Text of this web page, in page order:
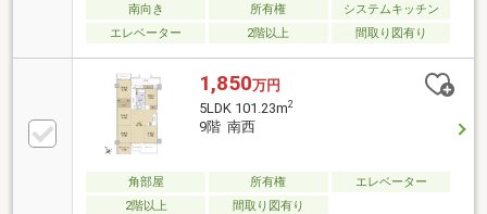
南向き 所有権
システムキッチン
エレベーター
2階以上 間取り図有り
1,850万円
5LDK 101.23m2
9階 南西
角部屋 所有権
エレベーター
2階以上
間取り図有り